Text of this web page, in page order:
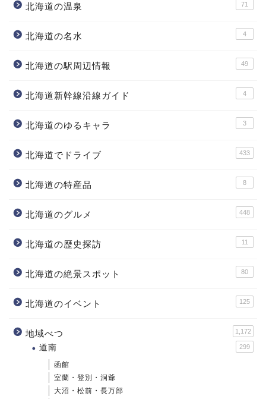
北海道の温泉 71
北海道の名水 4
北海道の駅周辺情報 49
北海道新幹線沿線ガイド 4
北海道のゆるキャラ 3
北海道でドライブ 433
北海道の特産品 8
北海道のグルメ 448
北海道の歴史探訪 11
北海道の絶景スポット 80
北海道のイベント 125
地域べつ 1,172
道南 299
函館
室蘭・登別・洞爺
大沼・松前・長万部